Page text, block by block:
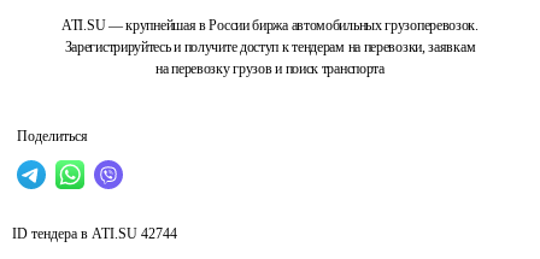
ATI.SU — крупнейшая в России биржа автомобильных грузоперевозок.
Зарегистрируйтесь и получите доступ к тендерам на перевозки, заявкам
на перевозку грузов и поиск транспорта
Поделиться
ID тендера в ATI.SU 42744